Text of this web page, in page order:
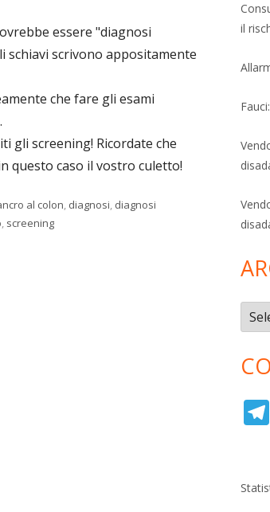
essere "diagnosi
schiavi scrivono appositamente
che fare gli esami
gli screening! Ricordate che
questo caso il vostro culetto!
al colon, diagnosi, diagnosi
, screening
il